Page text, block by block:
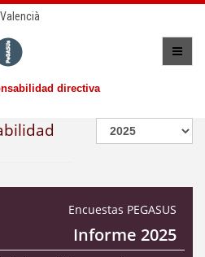
Valencià
directiva
Encuestas PEGASUS
Informe 2025